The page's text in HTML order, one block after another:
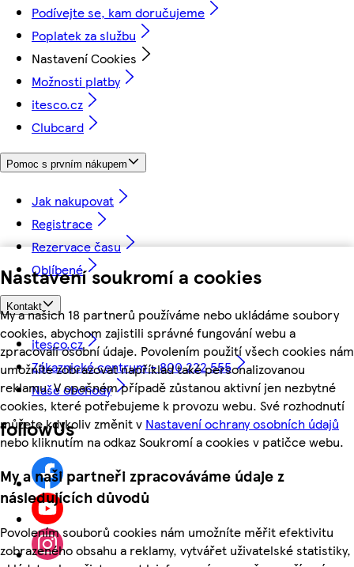
Nastavení soukromí a cookies
My a našich 18 partnerů používáme nebo ukládáme soubory
cookies, abychom zajistili správné fungování webu a
zpracovali osobní údaje. Povolením použití všech cookies nám
umožníte zobrazovat například také personalizovanou
reklamu. V opačném případě zůstanou aktivní jen nezbytné
cookies, které potřebujeme k provozu webu. Své rozhodnutí
můžete kdykoliv změnit v Nastavení ochrany osobních údajů
nebo kliknutím na odkaz Soukromí a cookies v patičce webu.
My a naši partneři zpracováváme údaje z
následujících důvodů
Povolením souborů cookies nám umožníte měřit efektivitu
zobrazeného obsahu a reklamy, vytvářet uživatelské statistiky,
Podívejte se, kam doručujeme
Poplatek za službu
Nastavení Cookies
Možnosti platby
itesco.cz
Clubcard
Pomoc s prvním nákupem
Jak nakupovat
Registrace
Rezervace času
Oblíbené
Kontakt
itesco.cz
Zákaznické centrum - 800 222 555
Naše obchody
followUs